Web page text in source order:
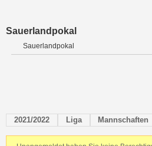
Sauerlandpokal
Sauerlandpokal
2021/2022 Liga Mannschaften